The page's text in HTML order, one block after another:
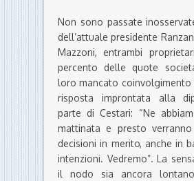
Non sono passate
dell’attuale presidente
Mazzoni, entrambi
percento delle quote
loro mancato coinvolgimento
risposta improntata alla
parte di Cestari: “Ne
mattinata e presto
decisioni in merito, anche in
intenzioni. Vedremo”. La
il nodo sia ancora lontano